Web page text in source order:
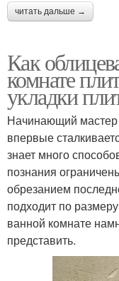
читать дальше →
Как
комнате
укладки
Начинающий мастер
впервые
знает много
познания
обрезанием
подходит по
ванной комнате
представить.